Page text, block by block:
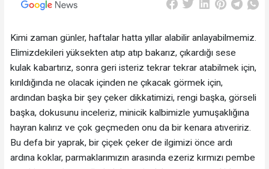
Kimi zaman günler, haftalar hatta yıllar alabilir anlayabilmemiz.
Elimizdekileri yüksekten atıp atıp bakarız, çıkardığı sese
kulak kabartırız, sonra geri isteriz tekrar tekrar atabilmek için,
kırıldığında ne olacak içinden ne çıkacak görmek için,
ardından başka bir şey çeker dikkatimizi, rengi başka, görseli
başka, dokusunu inceleriz, minicik kalbimizle yumuşaklığına
hayran kalırız ve çok geçmeden onu da bir kenara atıveririz.
Bu defa bir yaprak, bir çiçek çeker de ilgimizi önce ardı
ardına koklar, parmaklarımızın arasında ezeriz kırmızı pembe